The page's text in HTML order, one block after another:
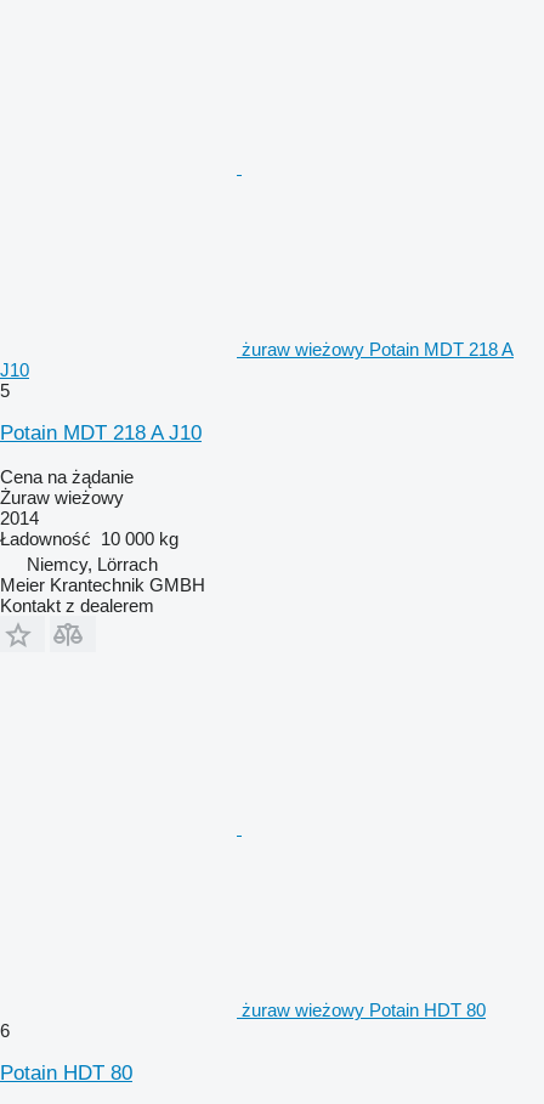
żuraw wieżowy Potain MDT 218 A
J10
5
Potain MDT 218 A J10
Cena na żądanie
Żuraw wieżowy
2014
Ładowność 10 000 kg
Niemcy, Lörrach
Meier Krantechnik GMBH
Kontakt z dealerem
żuraw wieżowy Potain HDT 80
6
Potain HDT 80